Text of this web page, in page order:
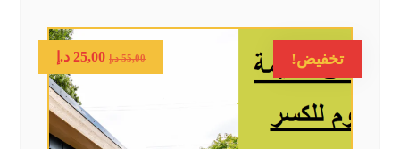
تخفيض! 55,00 د.إ 25,00 د.إ